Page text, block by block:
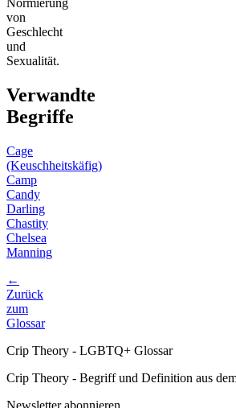
Normierung
von
Geschlecht
und
Sexualität.
Verwandte
Begriffe
Cage
(Keuschheitskäfig)
Camp
Candy
Darling
Chastity
Chelsea
Manning
←
Zurück
zum
Glossar
Crip Theory - LGBTQ+ Glossar
Crip Theory - Begriff und Definition aus
Newsletter abonnieren